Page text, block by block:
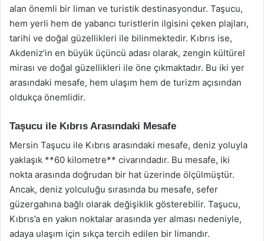
alan önemli bir liman ve turistik destinasyondur. Taşucu,
hem yerli hem de yabancı turistlerin ilgisini çeken plajları,
tarihi ve doğal güzellikleri ile bilinmektedir. Kıbrıs ise,
Akdeniz’in en büyük üçüncü adası olarak, zengin kültürel
mirası ve doğal güzellikleri ile öne çıkmaktadır. Bu iki yer
arasındaki mesafe, hem ulaşım hem de turizm açısından
oldukça önemlidir.
Taşucu ile Kıbrıs Arasındaki Mesafe
Mersin Taşucu ile Kıbrıs arasındaki mesafe, deniz yoluyla
yaklaşık **60 kilometre** civarındadır. Bu mesafe, iki
nokta arasında doğrudan bir hat üzerinde ölçülmüştür.
Ancak, deniz yolculuğu sırasında bu mesafe, sefer
güzergahına bağlı olarak değişiklik gösterebilir. Taşucu,
Kıbrıs’a en yakın noktalar arasında yer alması nedeniyle,
adaya ulaşım için sıkça tercih edilen bir limandır.